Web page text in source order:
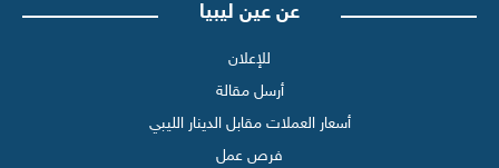
عن عين ليبيا
للإعلان
أرسل مقالة
أسعار العملات مقابل الدينار الليبي
فرص عمل